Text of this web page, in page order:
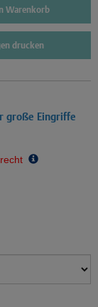
Warenkorb
drucken
große Eingriffe